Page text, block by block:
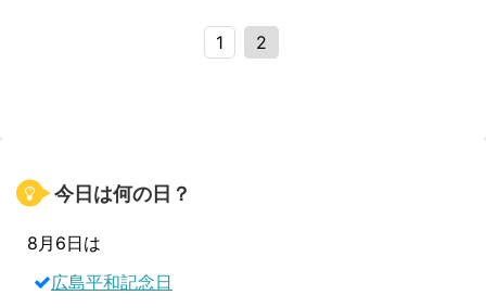
1 2
今日は何の日？
8月6日は
広島平和記念日